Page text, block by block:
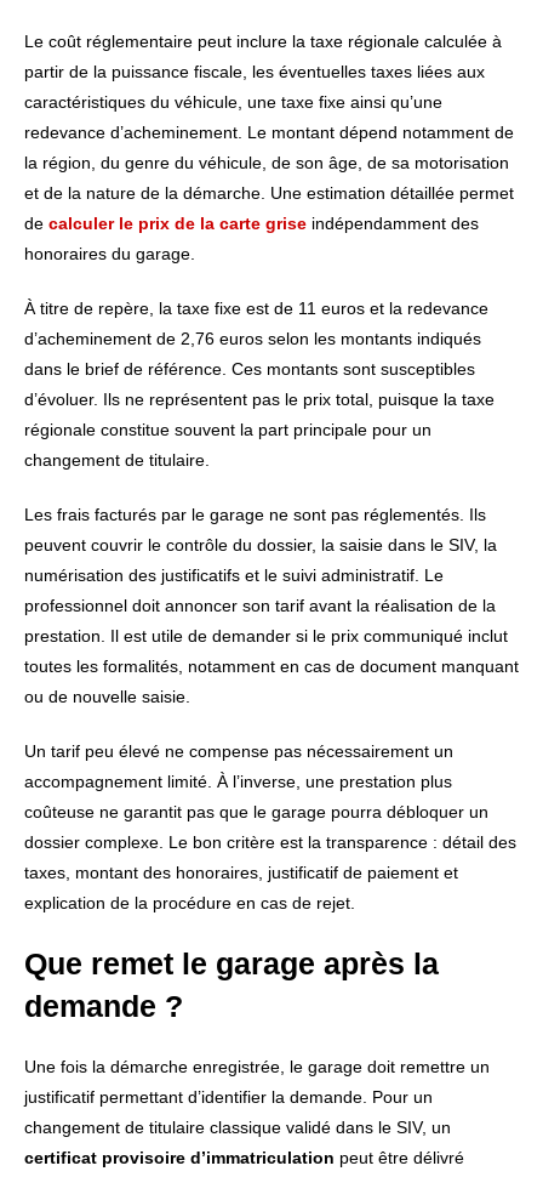
Le coût réglementaire peut inclure la taxe régionale calculée à
partir de la puissance fiscale, les éventuelles taxes liées aux
caractéristiques du véhicule, une taxe fixe ainsi qu’une
redevance d’acheminement. Le montant dépend notamment de
la région, du genre du véhicule, de son âge, de sa motorisation
et de la nature de la démarche. Une estimation détaillée permet
de calculer le prix de la carte grise indépendamment des
honoraires du garage.
À titre de repère, la taxe fixe est de 11 euros et la redevance
d’acheminement de 2,76 euros selon les montants indiqués
dans le brief de référence. Ces montants sont susceptibles
d’évoluer. Ils ne représentent pas le prix total, puisque la taxe
régionale constitue souvent la part principale pour un
changement de titulaire.
Les frais facturés par le garage ne sont pas réglementés. Ils
peuvent couvrir le contrôle du dossier, la saisie dans le SIV, la
numérisation des justificatifs et le suivi administratif. Le
professionnel doit annoncer son tarif avant la réalisation de la
prestation. Il est utile de demander si le prix communiqué inclut
toutes les formalités, notamment en cas de document manquant
ou de nouvelle saisie.
Un tarif peu élevé ne compense pas nécessairement un
accompagnement limité. À l’inverse, une prestation plus
coûteuse ne garantit pas que le garage pourra débloquer un
dossier complexe. Le bon critère est la transparence : détail des
taxes, montant des honoraires, justificatif de paiement et
explication de la procédure en cas de rejet.
Que remet le garage après la
demande ?
Une fois la démarche enregistrée, le garage doit remettre un
justificatif permettant d’identifier la demande. Pour un
changement de titulaire classique validé dans le SIV, un
certificat provisoire d’immatriculation peut être délivré